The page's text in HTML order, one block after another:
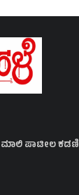
ಪಾಟೀಲ ಕಡಣಿ